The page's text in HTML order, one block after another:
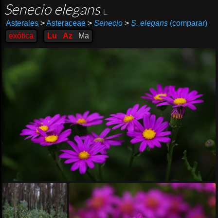
Senecio elegans
Asterales >Asteraceae > Senecio > S. elegans(comparar)
exótica
Lu Az Ma